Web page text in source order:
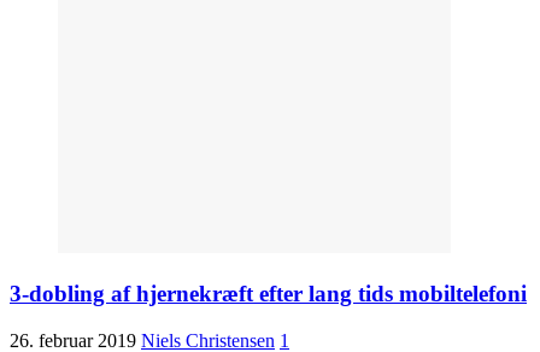
3-dobling af hjernekræft efter lang tids mobiltelefoni
26. februar 2019 Niels Christensen 1